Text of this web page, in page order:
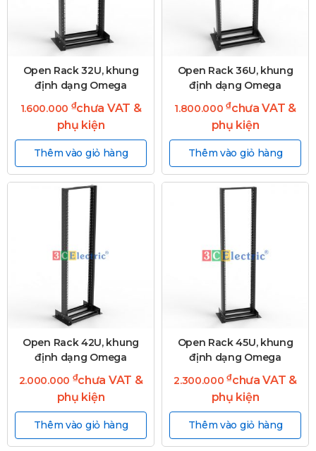
Open Rack 32U, khung
định dạng Omega
1.600.000 ₫chưa VAT &
phụ kiện
Thêm vào giỏ hàng
Open Rack 36U, khung
định dạng Omega
1.800.000₫chưa VAT &
phụ kiện
Thêm vào giỏ hàng
Open Rack 42U, khung
định dạng Omega
2.000.000 ₫chưa VAT &
phụ kiện
Thêm vào giỏ hàng
Open Rack 45U, khung
định dạng Omega
2.300.000₫chưa VAT &
phụ kiện
Thêm vào giỏ hàng